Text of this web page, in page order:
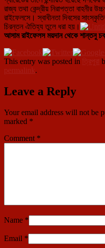
রাজ্য তথা কেন্দ্রীয় নিরাপত্তা বাহনীর
রাইফেলসে। স্বাধীনতা দিবসের
চিরন্তন ঐতিহ্য তুলে ধরা হয়।
আসাম রাইফেলস ময়দান থেকে শান্তনু
This entry was posted in ত্রিপুরা
permalink.
Leave a Reply
Your email address will not be
marked *
Comment *
Name *
Email *